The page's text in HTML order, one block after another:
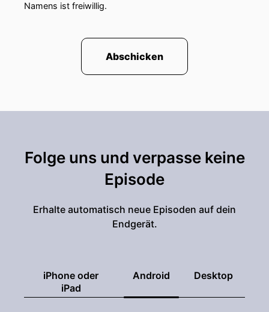
Namens ist freiwillig.
Abschicken
Folge uns und verpasse keine
Episode
Erhalte automatisch neue Episoden auf dein
Endgerät.
iPhone oder
iPad
Android Desktop